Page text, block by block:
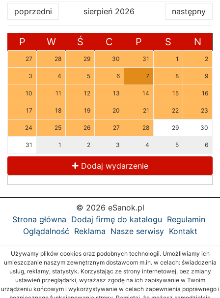
poprzedni sierpień 2026 następny
P W Ś C P S N
27 28 29 30 31 1 2
3 4 5 6 7 8 9
10 11 12 13 14 15 16
17 18 19 20 21 22 23
24 25 26 27 28 29 30
31 1 2 3 4 5 6
Dodaj wydarzenie
© 2026 eSanok.pl
Strona główna Dodaj firmę do katalogu Regulamin
Oglądalność Reklama Nasze serwisy Kontakt
Używamy plików cookies oraz podobnych technologii. Umożliwiamy ich
umieszczanie naszym zewnętrznym dostawcom m.in. w celach: świadczenia
usług, reklamy, statystyk. Korzystając ze strony internetowej, bez zmiany
ustawień przeglądarki, wyrażasz zgodę na ich zapisywanie w Twoim
urządzeniu końcowym i wykorzystywanie w celach zapewnienia poprawnego i